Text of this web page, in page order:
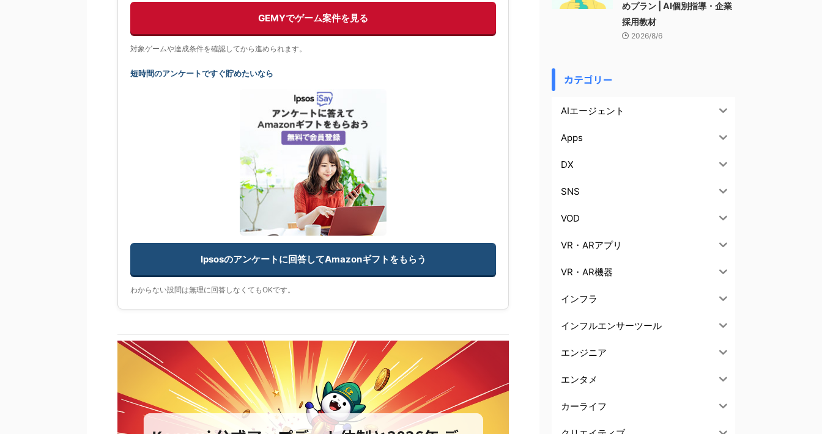
GEMYでゲーム案件を見る
対象ゲームや達成条件を確認してから進められます。
短時間のアンケートですぐ貯めたいなら
Ipsosのアンケートに回答してAmazonギフトをもらう
わからない設問は無理に回答しなくてもOKです。
めプラン | AI個別指導・企業
採用教材
2026/8/6
カテゴリー
AIエージェント
Apps
DX
SNS
VOD
VR・ARアプリ
VR・AR機器
インフラ
インフルエンサーツール
エンジニア
エンタメ
カーライフ